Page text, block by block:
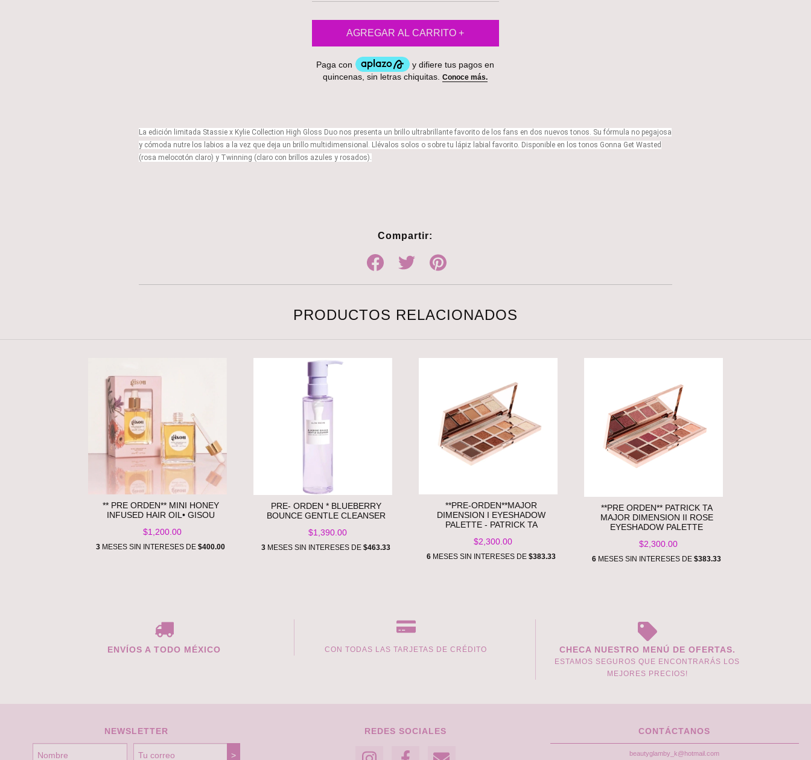
La edición limitada Stassie x Kylie Collection High Gloss Duo nos presenta un brillo ultrabrillante favorito de los fans en dos nuevos tonos. Su fórmula no pegajosa
y cómoda nutre los labios a la vez que deja un brillo multidimensional. Llévalos solos o sobre tu lápiz labial favorito. Disponible en los tonos Gonna Get Wasted
(rosa melocotón claro) y Twinning (claro con brillos azules y rosados).
Compartir:
PRODUCTOS RELACIONADOS
** PRE ORDEN** MINI HONEY
INFUSED HAIR OIL• GISOU
$1,200.00
3 MESES SIN INTERESES DE $400.00
PRE- ORDEN * BLUEBERRY
BOUNCE GENTLE CLEANSER
$1,390.00
3 MESES SIN INTERESES DE $463.33
**PRE-ORDEN**MAJOR
DIMENSION I EYESHADOW
PALETTE - PATRICK TA
$2,300.00
6 MESES SIN INTERESES DE $383.33
**PRE ORDEN** PATRICK TA
MAJOR DIMENSION II ROSE
EYESHADOW PALETTE
$2,300.00
6 MESES SIN INTERESES DE $383.33
ENVÍOS A TODO MÉXICO CON TODAS LAS TARJETAS DE CRÉDITO CHECA NUESTRO MENÚ DE OFERTAS.
ESTAMOS SEGUROS QUE ENCONTRARÁS LOS
MEJORES PRECIOS!
NEWSLETTER REDES SOCIALES CONTÁCTANOS
beautyglamby_k@hotmail.com